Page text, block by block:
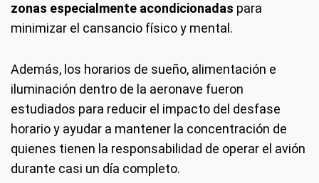
zonas especialmente acondicionadas para
minimizar el cansancio físico y mental.
Además, los horarios de sueño, alimentación e
iluminación dentro de la aeronave fueron
estudiados para reducir el impacto del desfase
horario y ayudar a mantener la concentración de
quienes tienen la responsabilidad de operar el avión
durante casi un día completo.